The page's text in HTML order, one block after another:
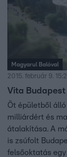
Magyarul Balóval
2015. február 9.
Vita
Öt épületből
milliárdért és
átalakítása. A
is zsúfolt
felsőoktatás